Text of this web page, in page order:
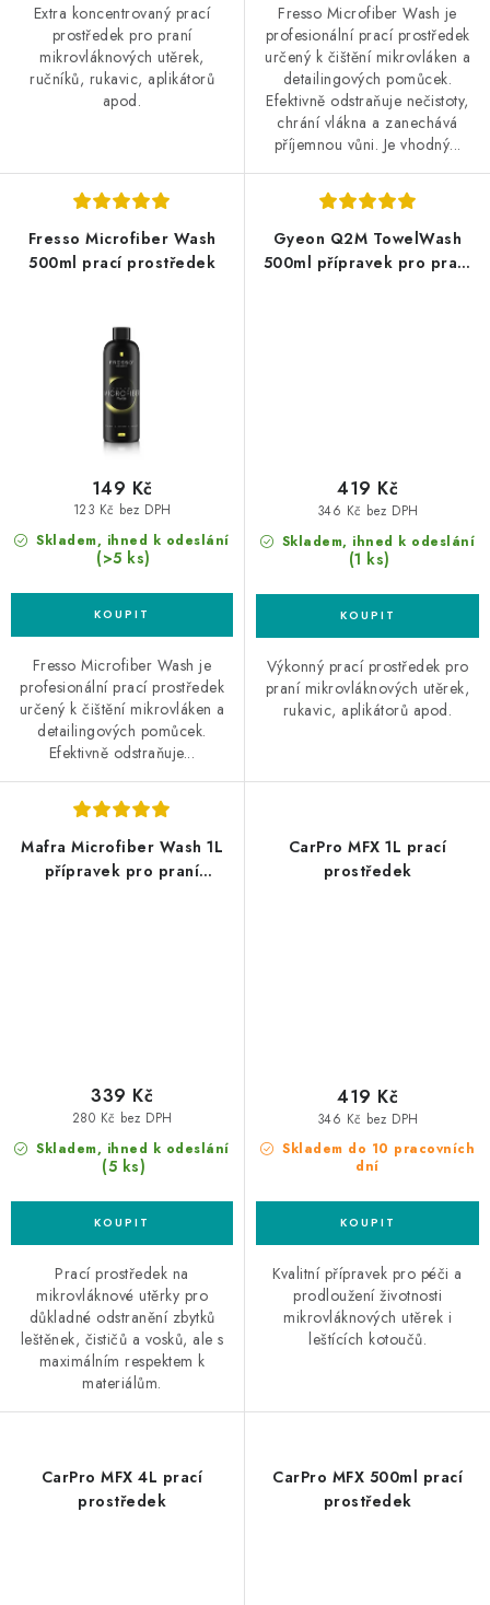
Extra koncentrovaný prací
prostředek pro praní
mikrovláknových utěrek,
ručníků, rukavic, aplikátorů
apod.
Fresso Microfiber Wash je
profesionální prací prostředek
určený k čištění mikrovláken a
detailingových pomůcek.
Efektivně odstraňuje nečistoty,
chrání vlákna a zanechává
příjemnou vůni. Je vhodný...
Fresso Microfiber Wash
500ml prací prostředek
Skladem, ihned k odeslání
(>5 ks)
123 Kč bez DPH
149 Kč
Fresso Microfiber Wash je
profesionální prací prostředek
určený k čištění mikrovláken a
detailingových pomůcek.
Efektivně odstraňuje...
Gyeon Q2M TowelWash
500ml přípravek pro praní
Skladem, ihned k odeslání
(1 ks)
346 Kč bez DPH
419 Kč
Výkonný prací prostředek pro
praní mikrovláknových utěrek,
rukavic, aplikátorů apod.
Mafra Microfiber Wash 1L
přípravek pro praní
Skladem, ihned k odeslání
(5 ks)
280 Kč bez DPH
339 Kč
Prací prostředek na
mikrovláknové utěrky pro
důkladné odstranění zbytků
leštěnek, čističů a vosků, ale s
maximálním respektem k
materiálům.
CarPro MFX 1L prací
prostředek
Skladem do 10 pracovních
dní
346 Kč bez DPH
419 Kč
Kvalitní přípravek pro péči a
prodloužení životnosti
mikrovláknových utěrek i
leštících kotoučů.
CarPro MFX 4L prací
prostředek
CarPro MFX 500ml prací
prostředek